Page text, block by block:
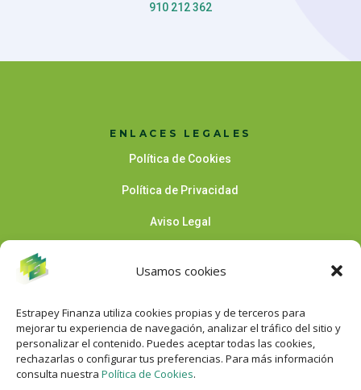
Usamos cookies
Estrapey Finanza utiliza cookies propias y de terceros para
mejorar tu experiencia de navegación, analizar el tráfico del sitio y
personalizar el contenido. Puedes aceptar todas las cookies,
rechazarlas o configurar tus preferencias. Para más información
consulta nuestra Política de Cookies.
910 212 362
ENLACES LEGALES
Política de Cookies
Política de Privacidad
Aviso Legal
SÍGUE A NUESTRA CEO